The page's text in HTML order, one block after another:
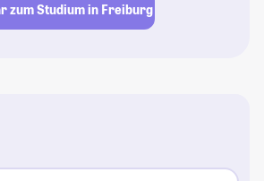
zum Studium in Freiburg